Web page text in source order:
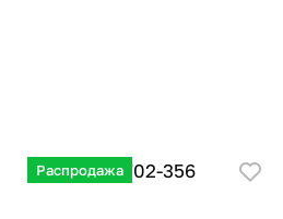
Распродажа